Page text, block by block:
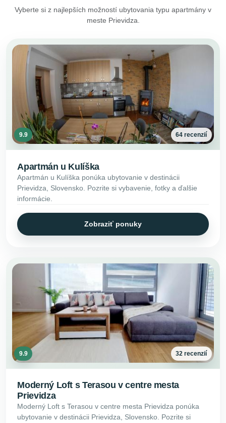
Vyberte si z najlepších možností ubytovania typu apartmány v
meste Prievidza.
9.9 64 recenzií
Apartmán u Kulíška
Apartmán u Kulíška ponúka ubytovanie v destinácii
Prievidza, Slovensko. Pozrite si vybavenie, fotky a ďalšie
informácie.
Zobraziť ponuky
9.9 32 recenzií
Moderný Loft s Terasou v centre mesta
Prievidza
Moderný Loft s Terasou v centre mesta Prievidza ponúka
ubytovanie v destinácii Prievidza, Slovensko. Pozrite si